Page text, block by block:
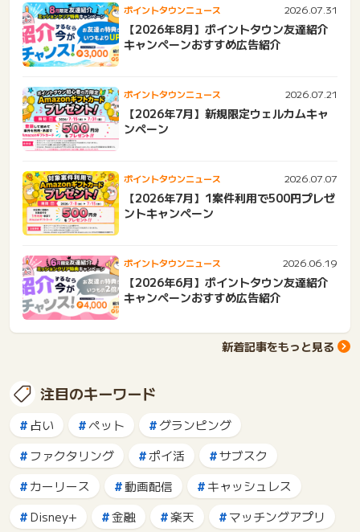
ポイントタウンニュース 2026.07.31
【2026年8月】ポイントタウン友達紹介
キャンペーンおすすめ広告紹介
ポイントタウンニュース 2026.07.21
【2026年7月】新規限定ウェルカムキャ
ンペーン
ポイントタウンニュース 2026.07.07
【2026年7月】1案件利用で500円プレゼ
ントキャンペーン
ポイントタウンニュース 2026.06.19
【2026年6月】ポイントタウン友達紹介
キャンペーンおすすめ広告紹介
新着記事をもっと見る
注目のキーワード
占い ペット
グランピング
ファクタリング
ポイ活
サブスク
カーリース
動画配信
キャッシュレス
Disney+
金融 楽天
マッチングアプリ